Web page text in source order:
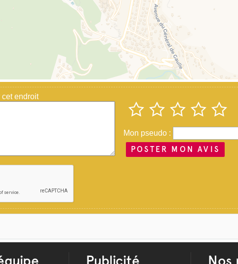
cet endroit
Mon pseudo :
POSTER MON AVIS
Publicité Nos